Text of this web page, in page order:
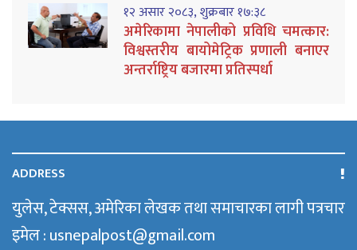
१२ असार २०८३, शुक्रबार १७:३८
अमेरिकामा नेपालीको प्रविधि चमत्कार:
विश्वस्तरीय बायोमेट्रिक प्रणाली बनाएर
अन्तर्राष्ट्रिय बजारमा प्रतिस्पर्धा
ADDRESS
युलेस, टेक्सस, अमेरिका लेखक तथा समाचारका लागी पत्रचार
इमेल : usnepalpost@gmail.com